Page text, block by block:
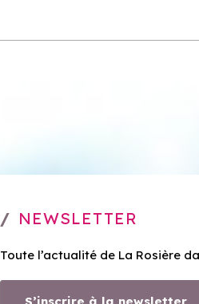
NEWSLETTER
Toute l’actualité de La Rosière
S’inscrire à la newsletter